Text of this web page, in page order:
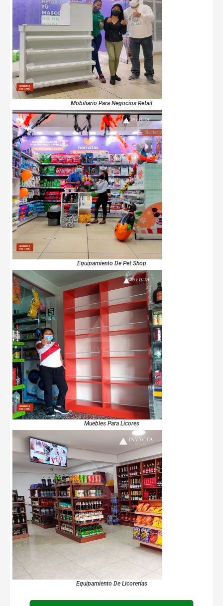
Mobiliario Para Negocios Retail
Equipamiento De Pet Shop
Muebles Para Licores
Equipamiento De Licorerías